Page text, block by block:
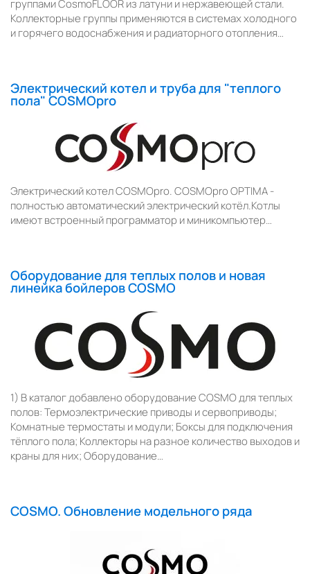
группами CosmoFLOOR из латуни и нержавеющей стали.
Коллекторные группы применяются в системах холодного
и горячего водоснабжения и радиаторного отопления…
Электрический котел и труба для "теплого
пола" COSMOpro
Электрический котел COSMOpro. COSMOpro OPTIMA -
полностью автоматический электрический котёл.Котлы
имеют встроенный программатор и миникомпьютер…
Оборудование для теплых полов и новая
линейка бойлеров COSMO
1) В каталог добавлено оборудование COSMO для теплых
полов: Термоэлектрические приводы и сервоприводы;
Комнатные термостаты и модули; Боксы для подключения
тёплого пола; Коллекторы на разное количество выходов и
краны для них; Оборудование…
COSMO. Обновление модельного ряда